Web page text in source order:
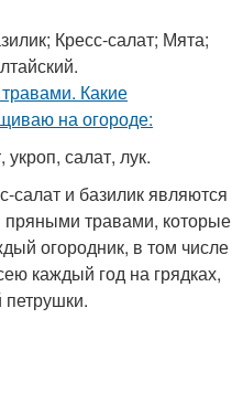
Клумба из пряных трав
Кресс-салат; Мята;
салат, лук.
салат и базилик являются
травами, которые
огородник, в том числе
каждый год на грядках,